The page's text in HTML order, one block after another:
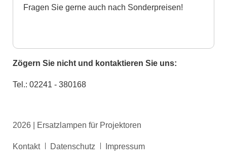
Fragen Sie gerne auch nach Sonderpreisen!
Zögern Sie nicht und kontaktieren Sie uns:
Tel.: 02241 - 380168
2026 | Ersatzlampen für Projektoren
Navigation
Kontakt Datenschutz Impressum